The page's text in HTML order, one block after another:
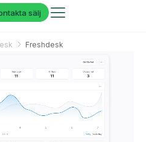
sälj
Freshdesk